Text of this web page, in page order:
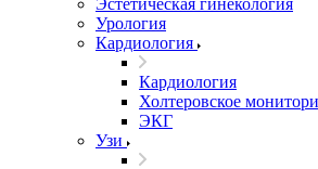
Эстетическая гинекология
Урология
Кардиология
Кардиология
Холтеровское
ЭКГ
Узи